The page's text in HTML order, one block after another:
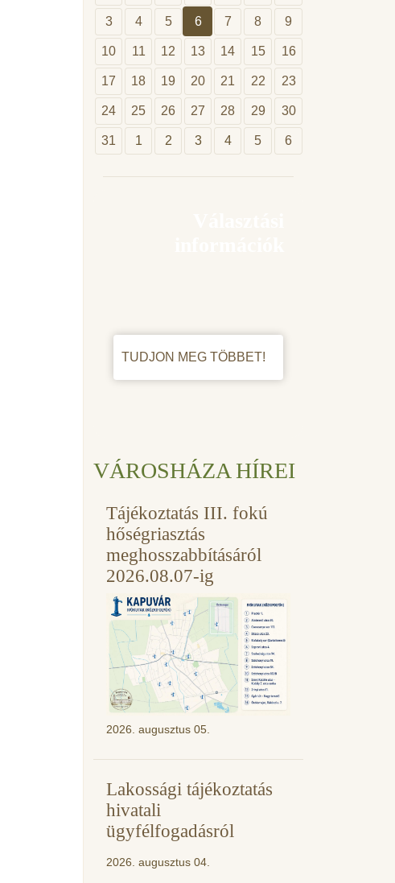
3 4 5 6 7 8 9
10 11 12 13 14 15 16
17 18 19 20 21 22 23
24 25 26 27 28 29 30
31 1 2 3 4 5 6
TUDJON MEG TÖBBET!
VÁROSHÁZA HÍREI
Tájékoztatás III. fokú
hőségriasztás
meghosszabbításáról
2026.08.07-ig
2026. augusztus 05.
Lakossági tájékoztatás
hivatali
ügyfélfogadásról
2026. augusztus 04.